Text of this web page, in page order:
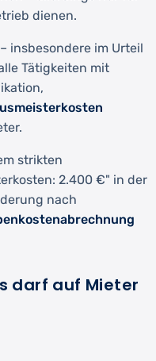
dienen.
insbesondere im Urteil
Tätigkeiten mit
strikten
2.400 €" in der
nach
darf auf Mieter